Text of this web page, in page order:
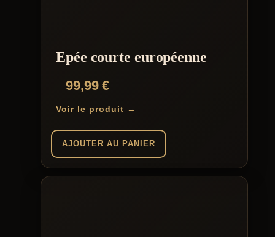
Epée courte européenne
99,99€
Voir le produit →
AJOUTER AU PANIER